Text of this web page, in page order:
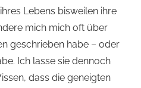
Lebens bisweilen ihre
mich mich oft über
geschrieben habe – oder
Ich lasse sie dennoch
dass die geneigten